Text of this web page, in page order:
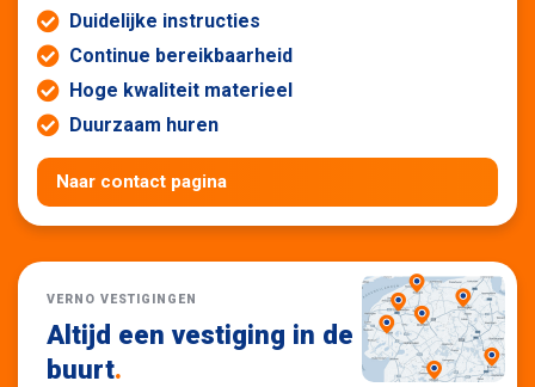
Duidelijke instructies
Continue bereikbaarheid
Hoge kwaliteit materieel
Duurzaam huren
Naar contact pagina
VERNO VESTIGINGEN
Altijd een vestiging in de
buurt.